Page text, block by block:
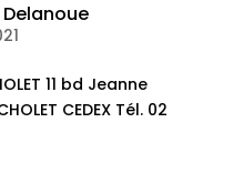
Delanoue
11 bd Jeanne
CEDEX Tél. 02